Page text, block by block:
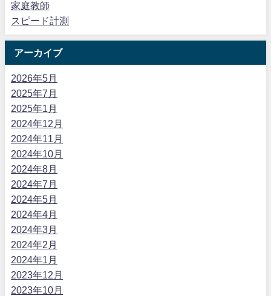
家庭教師
スピード計測
アーカイブ
2026年5月
2025年7月
2025年1月
2024年12月
2024年11月
2024年10月
2024年8月
2024年7月
2024年5月
2024年4月
2024年3月
2024年2月
2024年1月
2023年12月
2023年10月